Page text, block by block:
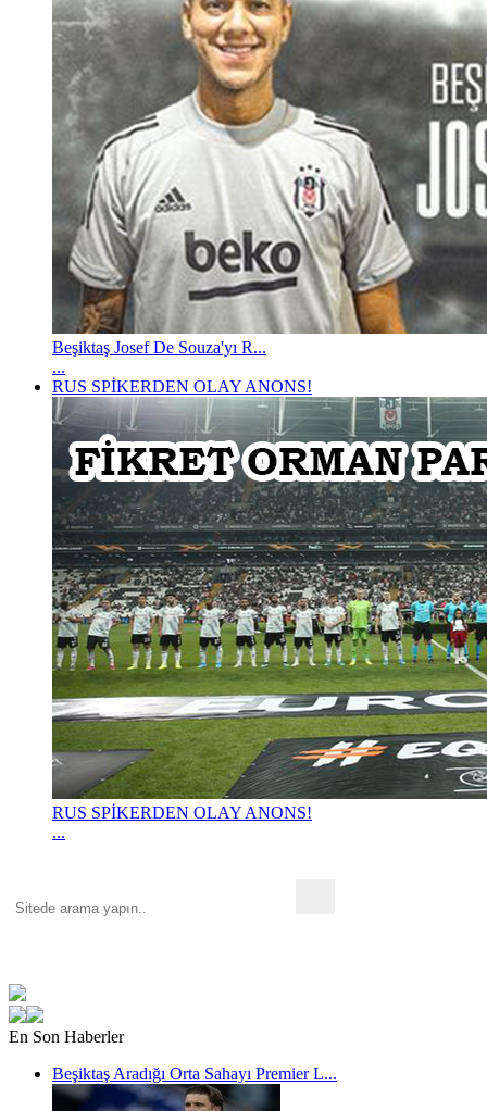
Beşiktaş Josef De Souza'yı R...
...
RUS SPİKERDEN OLAY ANONS!
RUS SPİKERDEN OLAY ANONS!
...
En Son Haberler
Beşiktaş Aradığı Orta Sahayı Premier L...